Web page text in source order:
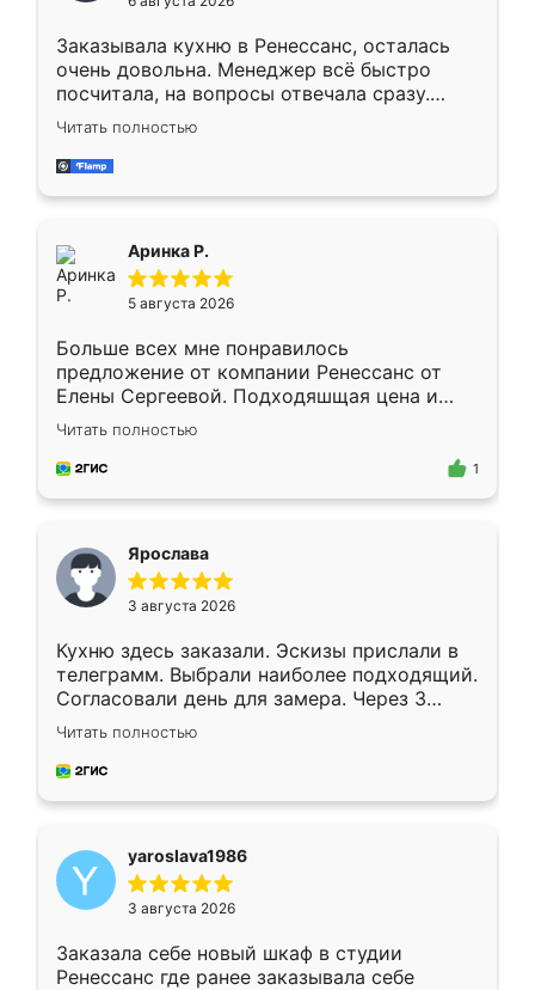
мебели буду заказывать только здесь.
Заказывала кухню в Ренессанс, осталась
очень довольна. Менеджер всё быстро
посчитала, на вопросы отвечала сразу.
Замерщик приехал в субботу, подошёл к
делу со всей ответственностью. Собрали
за день, ребята работали аккуратно, даже
Читать полностью
Аринка Р.
5 августа 2026
Больше всех мне понравилось
предложение от компании Ренессанс от
Елены Сергеевой. Подходяшщая цена и
короткие сроки изготовления. Приехавший
для замера сотрудник Владислав
предложил по моему эскизу самый
Читать полностью
1
Ярослава
3 августа 2026
Кухню здесь заказали. Эскизы прислали в
телеграмм. Выбрали наиболее подходящий.
Согласовали день для замера. Через 3
недели кухня была уже готова. Остались
довольны работой. Спасибо Ренессанс
мебель за качественную работу!
Читать полностью
yaroslava1986
3 августа 2026
Заказала себе новый шкаф в студии
Ренессанс где ранее заказывала себе